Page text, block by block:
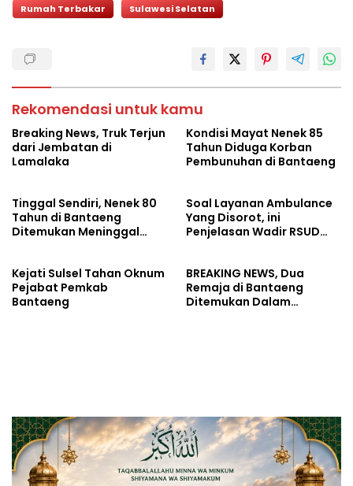
Rumah Terbakar Sulawesi Selatan
Rekomendasi untuk kamu
Breaking News, Truk Terjun
dari Jembatan di
Lamalaka
Kondisi Mayat Nenek 85
Tahun Diduga Korban
Pembunuhan di Bantaeng
Tinggal Sendiri, Nenek 80
Tahun di Bantaeng
Ditemukan Meninggal
Soal Layanan Ambulance
Yang Disorot, ini
Penjelasan Wadir RSUD
Kejati Sulsel Tahan Oknum
Pejabat Pemkab
Bantaeng
BREAKING NEWS, Dua
Remaja di Bantaeng
Ditemukan Dalam